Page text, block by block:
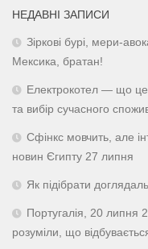
НЕДАВНІ ЗАПИСИ
Зіркові бурі, мери-
Мексика, братан!
Електрокотел — що
та вибір сучасного
Сфінкс мовчить, але
новин Єгипту 27 липня
Як підібрати
Португалія, 20 липня
розуміли, що